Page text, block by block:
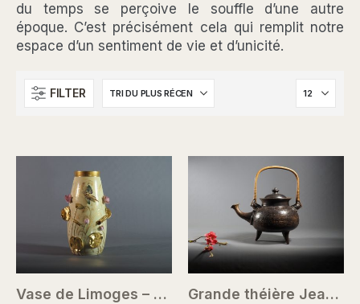
du temps se perçoive le souffle d’une autre
époque. C’est précisément cela qui remplit notre
espace d’un sentiment de vie et d’unicité.
FILTER
Vase de Limoges – Gibus & Redon – japonisme – Art nouveau
Grande théière Jean Marais – céramique Vallauris